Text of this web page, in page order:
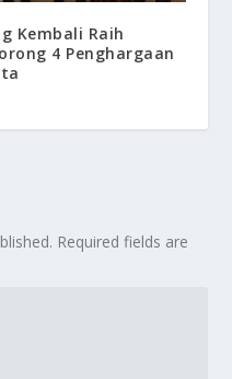
Kembali Raih
4 Penghargaan
Required fields are